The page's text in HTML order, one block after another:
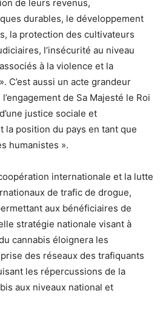
de leurs revenus,
durables, le développement
la protection des cultivateurs
l’insécurité au niveau
à la violence et la
C’est aussi un acte grandeur
de Sa Majesté le Roi
justice sociale et
la position du pays en tant que
humanistes ».
internationale et la lutte
de trafic de drogue,
aux bénéficiaires de
stratégie nationale visant à
cannabis éloignera les
des réseaux des trafiquants
les répercussions de la
aux niveaux national et